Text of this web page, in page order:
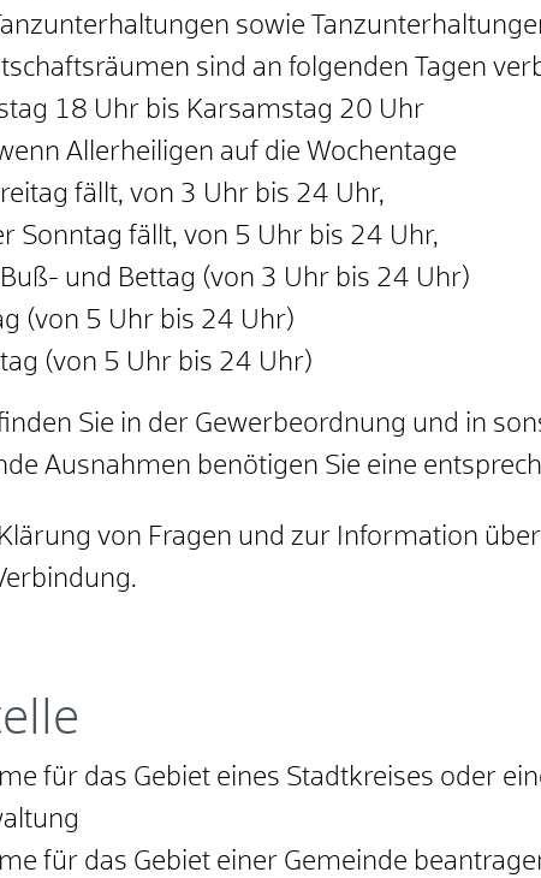
sowie
sind an folgenden Tagen
18 Uhr bis Karsamstag 20 Uhr
Allerheiligen auf die Wochentage
fällt, von 3 Uhr bis 24 Uhr,
Sonntag fällt, von 5 Uhr bis 24 Uhr,
und Bettag (von 3 Uhr bis 24 Uhr)
(von 5 Uhr bis 24 Uhr)
(von 5 Uhr bis 24 Uhr)
Sie in der Gewerbeordnung und in
Ausnahmen benötigen Sie eine
von Fragen und zur Information
für das Gebiet eines Stadtkreises oder
für das Gebiet einer Gemeinde